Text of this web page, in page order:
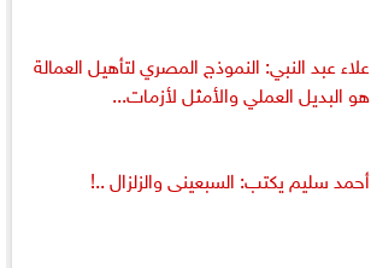
علاء عبد النبي: النموذج المصري لتأهيل العمالة
هو البديل العملي والأمثل لأزمات...
أحمد سليم يكتب: السبعينى والزلزال ..!